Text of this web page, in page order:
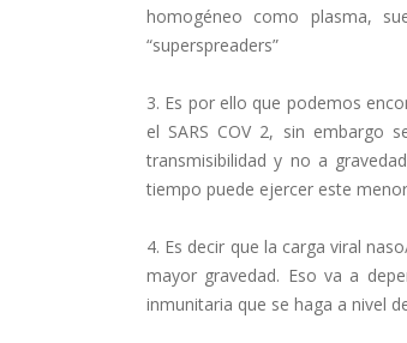
homogéneo como plasma,
“superspreaders”
3. Es por ello que podemos
el SARS COV 2, sin embargo
transmisibilidad y no a
tiempo puede ejercer este
4. Es decir que la carga viral
mayor gravedad. Eso va a
inmunitaria que se haga a nivel